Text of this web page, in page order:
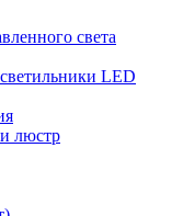
света
LED
люстр